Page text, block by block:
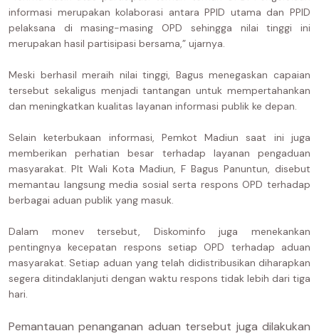
informasi merupakan kolaborasi antara PPID utama dan PPID
pelaksana di masing-masing OPD sehingga nilai tinggi ini
merupakan hasil partisipasi bersama,” ujarnya.
Meski berhasil meraih nilai tinggi, Bagus menegaskan capaian
tersebut sekaligus menjadi tantangan untuk mempertahankan
dan meningkatkan kualitas layanan informasi publik ke depan.
Selain keterbukaan informasi, Pemkot Madiun saat ini juga
memberikan perhatian besar terhadap layanan pengaduan
masyarakat. Plt Wali Kota Madiun, F Bagus Panuntun, disebut
memantau langsung media sosial serta respons OPD terhadap
berbagai aduan publik yang masuk.
Dalam monev tersebut, Diskominfo juga menekankan
pentingnya kecepatan respons setiap OPD terhadap aduan
masyarakat. Setiap aduan yang telah didistribusikan diharapkan
segera ditindaklanjuti dengan waktu respons tidak lebih dari tiga
hari.
Pemantauan penanganan aduan tersebut juga dilakukan